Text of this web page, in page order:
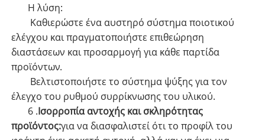
Η λύση:
Καθιερώστε ένα αυστηρό σύστημα ποιοτικού
ελέγχου και πραγματοποιήστε επιθεώρηση
διαστάσεων και προσαρμογή για κάθε παρτίδα
προϊόντων.
Βελτιστοποιήστε το σύστημα ψύξης για τον
έλεγχο του ρυθμού συρρίκνωσης του υλικού.
6 .Ισορροπία αντοχής και σκληρότητας
προϊόντος:για να διασφαλιστεί ότι το προφίλ του